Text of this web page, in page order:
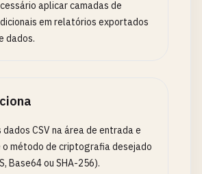
aplicar camadas de
em relatórios exportados
dados.
dados CSV na área de entrada e
o método de criptografia desejado
Base64 ou SHA-256).